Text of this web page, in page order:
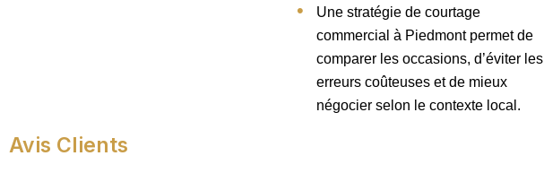
Une stratégie de courtage
commercial à Piedmont permet de
comparer les occasions, d’éviter les
erreurs coûteuses et de mieux
négocier selon le contexte local.
Avis Clients